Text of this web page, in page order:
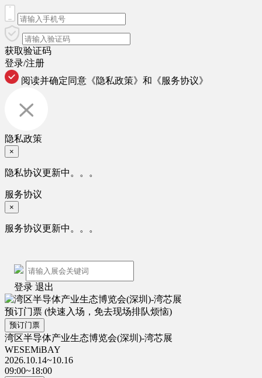
获取验证码
登录/注册
阅读并确定同意 《隐私政策》 和 《服务协议》
隐私政策
×
隐私协议更新中。。。
服务协议
×
服务协议更新中。。。
登录 退出
预订门票 (快速入场，免去现场排队烦恼)
预订门票
湾区半导体产业生态博览会(深圳)-湾芯展
WESEMiBAY
2026.10.14~10.16
09:00~18:00